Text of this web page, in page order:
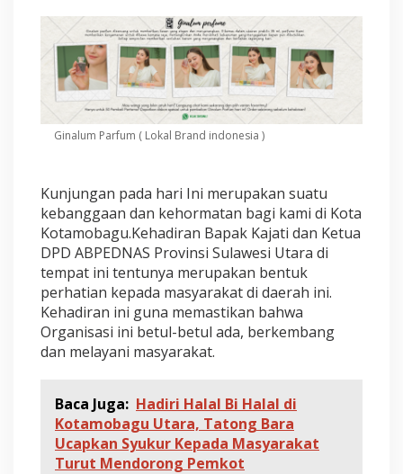
r
a
Ginalum Parfum ( Lokal Brand indonesia )
Kunjungan pada hari Ini merupakan suatu
kebanggaan dan kehormatan bagi kami di Kota
Kotamobagu.Kehadiran Bapak Kajati dan Ketua
DPD ABPEDNAS Provinsi Sulawesi Utara di
tempat ini tentunya merupakan bentuk
perhatian kepada masyarakat di daerah ini.
Kehadiran ini guna memastikan bahwa
Organisasi ini betul-betul ada, berkembang
dan melayani masyarakat.
Baca Juga: Hadiri Halal Bi Halal di
Kotamobagu Utara, Tatong Bara
Ucapkan Syukur Kepada Masyarakat
Turut Mendorong Pemkot